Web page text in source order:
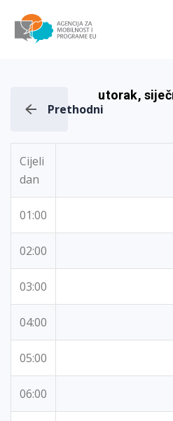
Prethodni
utorak,
Cijeli
dan
01:00
02:00
03:00
04:00
05:00
06:00